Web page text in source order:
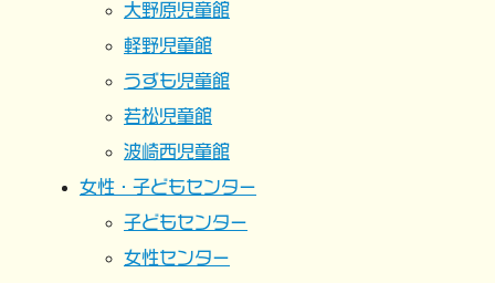
大野原児童館
軽野児童館
うずも児童館
若松児童館
波崎西児童館
女性・子どもセンター
子どもセンター
女性センター